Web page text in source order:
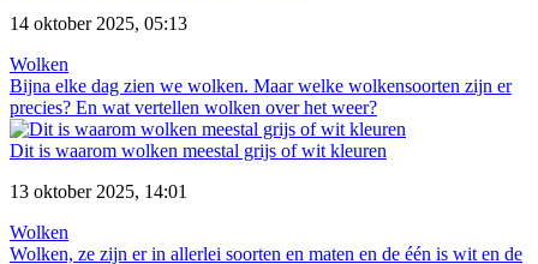
14 oktober 2025, 05:13
Wolken
Bijna elke dag zien we wolken. Maar welke wolkensoorten zijn er
precies? En wat vertellen wolken over het weer?
Dit is waarom wolken meestal grijs of wit kleuren
13 oktober 2025, 14:01
Wolken
Wolken, ze zijn er in allerlei soorten en maten en de één is wit en de